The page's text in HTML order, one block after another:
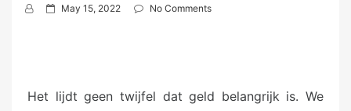
P
d
May 15, 2022 No Comments
Het lijdt geen twijfel dat geld belangrijk is. We